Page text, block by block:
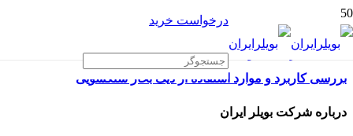
درخواست خرید
بررسی کاربرد و موارد استفاده از دیگ بخار سنگشویی
درباره شرکت بویلر ایران